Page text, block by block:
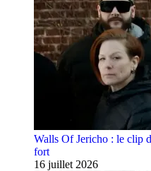
Walls Of Jericho : le clip
fort
16 juillet 2026